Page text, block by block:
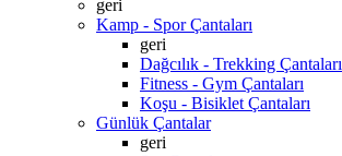
geri
Kamp - Spor Çantaları
geri
Dağcılık - Trekking Çantaları
Fitness - Gym Çantaları
Koşu - Bisiklet Çantaları
Günlük Çantalar
geri